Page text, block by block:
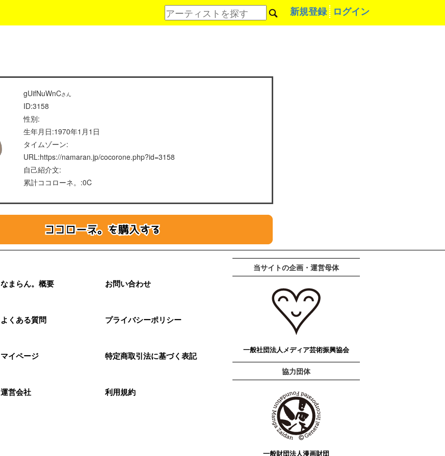
新規登録 ログイン
gUifNuWnCさん
ID:3158
性別:
生年月日:1970年1月1日
タイムゾーン:
URL:https://namaran.jp/cocorone.php?id=3158
自己紹介文:
累計ココローネ。:0C
なまらん。概要
よくある質問
マイページ
運営会社
お問い合わせ
プライバシーポリシー
特定商取引法に基づく表記
利用規約
当サイトの企画・運営母体
一般社団法人メディア芸術振興協会
協力団体
一般財団法人漫画財団